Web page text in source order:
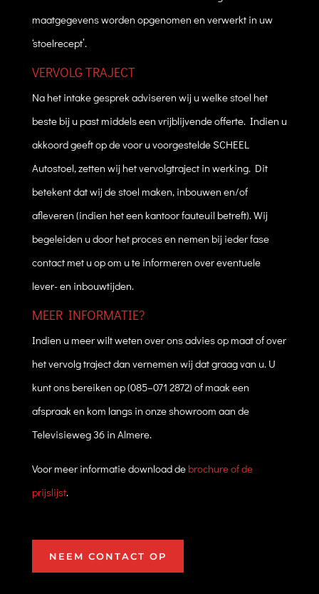
maatgegevens worden opgenomen en verwerkt in uw
‘stoelrecept’.
VERVOLG TRAJECT
Na het intake gesprek adviseren wij u welke stoel het
beste bij u past middels een vrijblijvende offerte. Indien u
akkoord geeft op de voor u voorgestelde SCHEEL
Autostoel, zetten wij het vervolgtraject in werking. Dit
betekent dat wij de stoel maken, inbouwen en/of
afleveren (indien het een kantoor fauteuil betreft). Wij
begeleiden u door het proces en nemen bij ieder fase
contact met u op om u te informeren over eventuele
lever- en inbouwtijden.
MEER INFORMATIE?
Indien u meer wilt weten over ons advies op maat of over
het vervolg traject dan vernemen wij dat graag van u. U
kunt ons bereiken op (085–071 2872) of maak een
afspraak en kom langs in onze showroom aan de
Televisieweg 36 in Almere.
Voor meer informatie download de brochure of de
prijslijst.
NEEM CONTACT OP